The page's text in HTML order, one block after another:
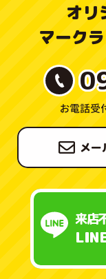
オリ
マーク
お電話受
メー
来店